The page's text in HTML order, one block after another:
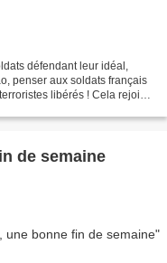
défendant leur idéal,
penser aux soldats français
libérés ! Cela rejoint
à toutes et tous, une bonne fin de semaine